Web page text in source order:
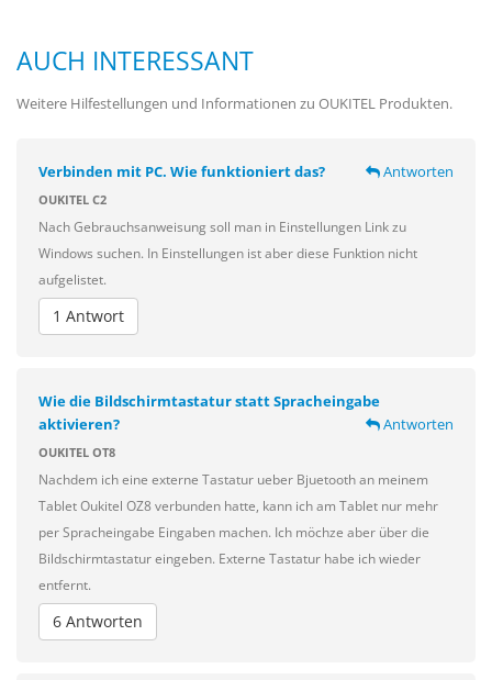
AUCH INTERESSANT
Weitere Hilfestellungen und Informationen zu OUKITEL Produkten.
Verbinden mit PC. Wie funktioniert das? Antworten
OUKITEL C2
Nach Gebrauchsanweisung soll man in Einstellungen Link zu
Windows suchen. In Einstellungen ist aber diese Funktion nicht
aufgelistet.
1 Antwort
Wie die Bildschirmtastatur statt Spracheingabe
aktivieren?
Antworten
OUKITEL OT8
Nachdem ich eine externe Tastatur ueber Bjuetooth an meinem
Tablet Oukitel OZ8 verbunden hatte, kann ich am Tablet nur mehr
per Spracheingabe Eingaben machen. Ich möchze aber über die
Bildschirmtastatur eingeben. Externe Tastatur habe ich wieder
entfernt.
6 Antworten